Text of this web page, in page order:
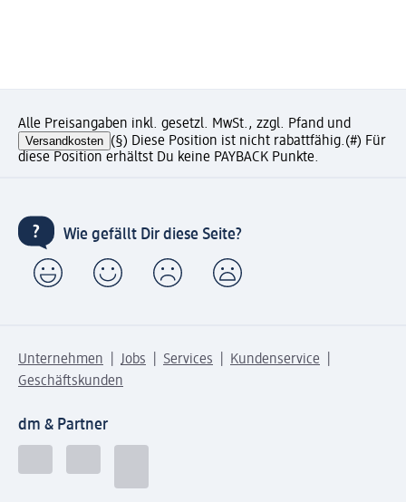
Alle Preisangaben inkl. gesetzl. MwSt., zzgl. Pfand und
Versandkosten (§) Diese Position ist nicht rabattfähig.(#) Für
diese Position erhältst Du keine PAYBACK Punkte.
Wie gefällt Dir diese Seite?
Unternehmen Jobs Services
Kundenservice
Geschäftskunden
dm & Partner